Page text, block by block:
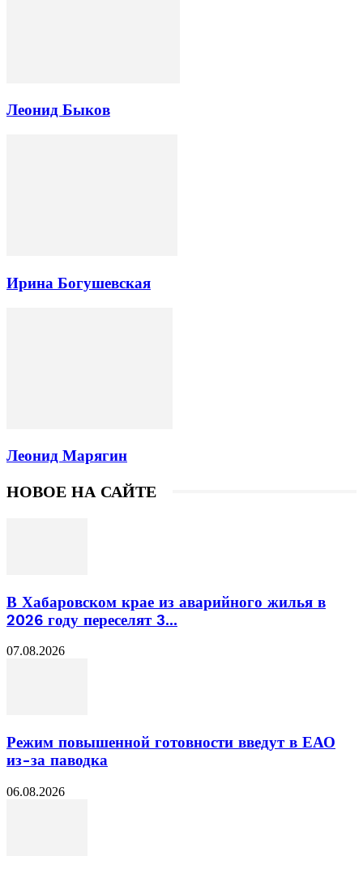
Леонид Быков
Ирина Богушевская
Леонид Марягин
НОВОЕ НА САЙТЕ
В Хабаровском крае из аварийного жилья в
2026 году переселят 3...
07.08.2026
Режим повышенной готовности введут в ЕАО
из-за паводка
06.08.2026